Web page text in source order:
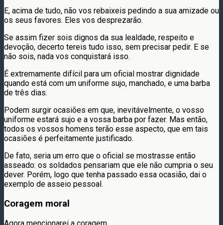
E, acima de tudo, não vos rebaixeis pedindo a sua amizade ou
os seus favores. Eles vos desprezarão.
Se assim fizer sois dignos da sua lealdade, respeito e
devoção, decerto tereis tudo isso, sem precisar pedir. E se
não sois, nada vos conquistará isso.
É extremamente difícil para um oficial mostrar dignidade
quando está com um uniforme sujo, manchado, e uma barba
de três dias.
Podem surgir ocasiões em que, inevitávelmente, o vosso
uniforme estará sujo e a vossa barba por fazer. Mas então,
todos os vossos homens terão esse aspecto, que em tais
ocasiões é perfeitamente justificado.
De fato, seria um erro que o oficial se mostrasse então
asseado: os soldados pensariam que ele não cumpria o seu
dever. Porém, logo que tenha passado essa ocasião, dai o
exemplo de asseio pessoal.
Coragem moral
Agora mencionarei a coragem.